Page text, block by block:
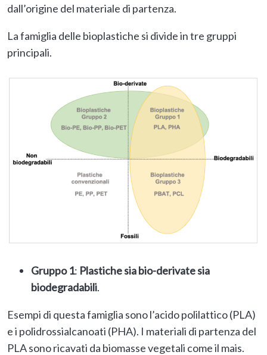
dall’origine del materiale di partenza.
La famiglia delle bioplastiche si divide in tre gruppi
principali.
Gruppo 1: Plastiche sia bio-derivate sia
biodegradabili.
Esempi di questa famiglia sono l’acido polilattico (PLA)
e i polidrossialcanoati (PHA). I materiali di partenza del
PLA sono ricavati da biomasse vegetali come il mais.